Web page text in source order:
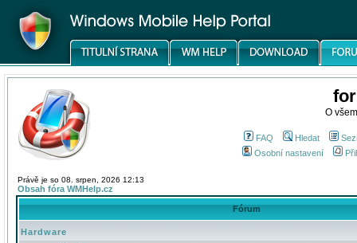
O
FAQ Hledat
Osobní nastavení
Právě je so 08. srpen, 2026 12:13
Obsah fóra WMHelp.cz
Fórum
Hardware